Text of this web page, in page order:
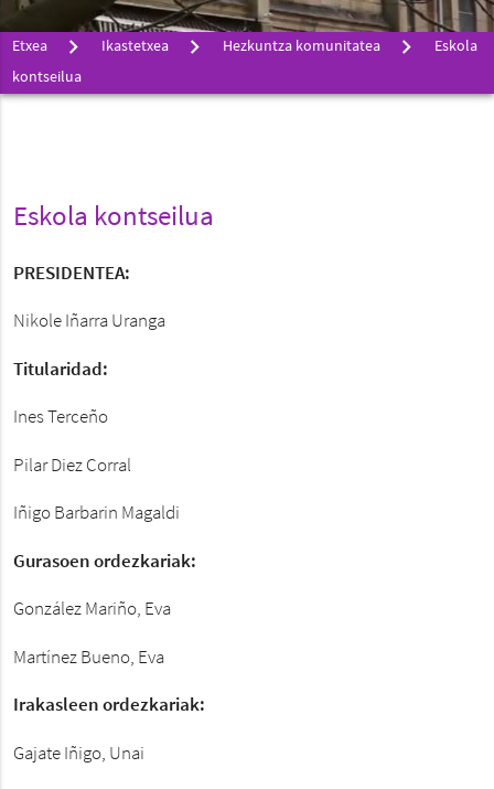
Etxea Ikastetxea Hezkuntza komunitatea
Eskola
kontseilua
Eskola kontseilua
PRESIDENTEA:
Nikole Iñarra Uranga
Titularidad:
Ines Terceño
Pilar Diez Corral
Iñigo Barbarin Magaldi
Gurasoen ordezkariak:
González Mariño, Eva
Martínez Bueno, Eva
Irakasleen ordezkariak:
Gajate Iñigo, Unai